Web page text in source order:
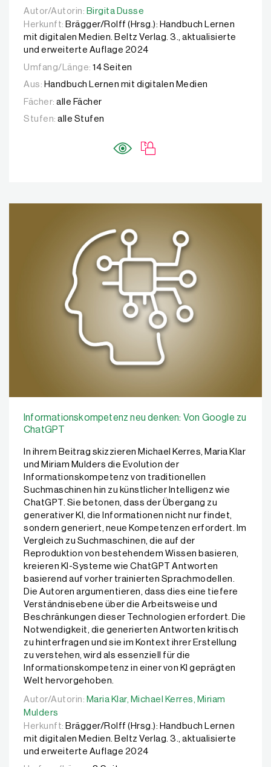
Autor/Autorin: Birgita Dusse
Autor/Autorin: Birgita Dusse
Herkunft: Brägger/Rolff (Hrsg.): Handbuch Lernen
mit digitalen Medien. Beltz Verlag. 3., aktualisierte
und erweiterte Auflage 2024
Umfang/Länge: 14 Seiten
Aus: Handbuch Lernen mit digitalen Medien
Fächer: alle Fächer
Stufen: alle Stufen
Informationskompetenz neu denken: Von Google zu
ChatGPT
In ihrem Beitrag skizzieren Michael Kerres, Maria Klar
und Miriam Mulders die Evolution der
Informationskompetenz von traditionellen
Suchmaschinen hin zu künstlicher Intelligenz wie
ChatGPT. Sie betonen, dass der Übergang zu
generativer KI, die Informationen nicht nur findet,
sondern generiert, neue Kompetenzen erfordert. Im
Vergleich zu Suchmaschinen, die auf der
Reproduktion von bestehendem Wissen basieren,
kreieren KI-Systeme wie ChatGPT Antworten
basierend auf vorher trainierten Sprachmodellen.
Die Autoren argumentieren, dass dies eine tiefere
Verständnisebene über die Arbeitsweise und
Beschränkungen dieser Technologien erfordert. Die
Notwendigkeit, die generierten Antworten kritisch
zu hinterfragen und sie im Kontext ihrer Erstellung
zu verstehen, wird als essenziell für die
Informationskompetenz in einer von KI geprägten
Welt hervorgehoben.
Autor/Autorin: Maria Klar, Michael Kerres, Miriam Mulders
Autor/Autorin: Maria Klar, Michael Kerres, Miriam
Mulders
Herkunft: Brägger/Rolff (Hrsg.): Handbuch Lernen
mit digitalen Medien. Beltz Verlag. 3., aktualisierte
und erweiterte Auflage 2024